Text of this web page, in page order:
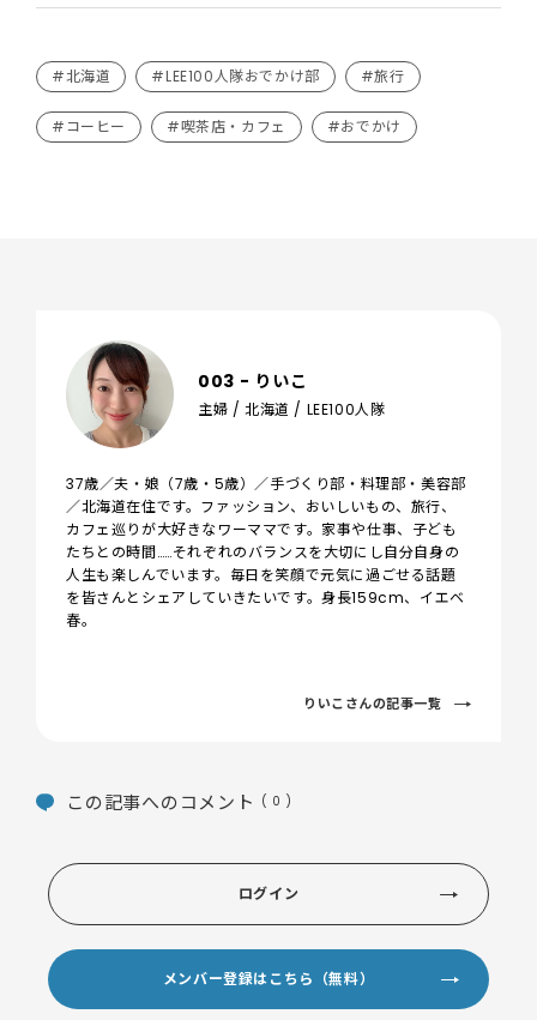
#北海道 #LEE100人隊おでかけ部 #旅行
#コーヒー #喫茶店・カフェ #おでかけ
003 - りいこ
主婦 / 北海道 / LEE100人隊
37歳／夫・娘（7歳・5歳）／手づくり部・料理部・美容部
／北海道在住です。ファッション、おいしいもの、旅行、
カフェ巡りが大好きなワーママです。家事や仕事、子ども
たちとの時間……それぞれのバランスを大切にし自分自身の
人生も楽しんでいます。毎日を笑顔で元気に過ごせる話題
を皆さんとシェアしていきたいです。身長159cm、イエベ
春。
りいこさんの記事一覧
この記事へのコメント ( 0 )
ログイン
メンバー登録はこちら（無料）